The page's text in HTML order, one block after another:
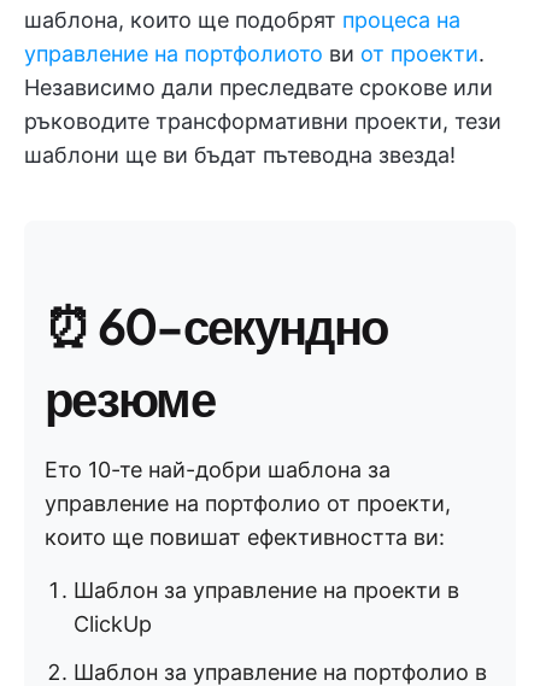
шаблона, които ще подобрят процеса на
управление на портфолиото ви от проекти.
Независимо дали преследвате срокове или
ръководите трансформативни проекти, тези
шаблони ще ви бъдат пътеводна звезда!
⏰60-секундно
резюме
Ето 10-те най-добри шаблона за
управление на портфолио от проекти,
които ще повишат ефективността ви:
Шаблон за управление на проекти в
ClickUp
Шаблон за управление на портфолио в